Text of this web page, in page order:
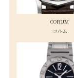
CORUM
コルム